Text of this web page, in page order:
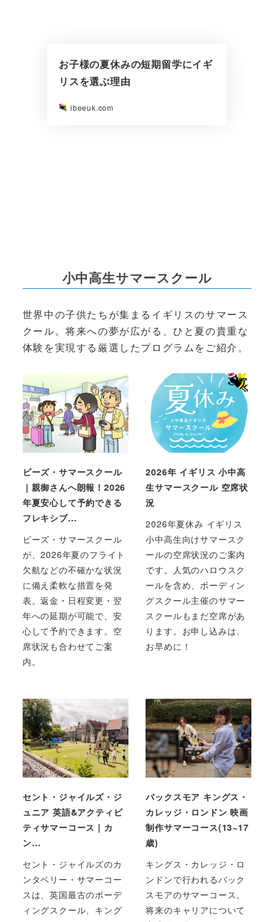
お子様の夏休みの短期留学にイギ
リスを選ぶ理由
ibeeuk.com
小中高生サマースクール
世界中の子供たちが集まるイギリスのサマース
クール。将来への夢が広がる、ひと夏の貴重な
体験を実現する厳選したプログラムをご紹介。
ビーズ・サマースクール
｜親御さんへ朗報！2026
年夏安心して予約できる
フレキシブ…
ビーズ・サマースクール
が、2026年夏のフライト
欠航などの不確かな状況
に備え柔軟な措置を発
表。返金・日程変更・翌
年への延期が可能で、安
心して予約できます。空
席状況も合わせてご案
内。
2026年 イギリス 小中高
生サマースクール 空席状
況
2026年夏休み イギリス
小中高生向けサマースク
ールの空席状況のご案内
です。人気のハロウスク
ールを含め、ボーディン
グスクール主催のサマー
スクールもまだ空席があ
ります。お申し込みは、
お早めに！
セント・ジャイルズ・ジ
ュニア 英語&アクティビ
ティサマーコース | カ
ン…
セント・ジャイルズのカ
ンタベリー・サマーコー
スは、英国最古のボーデ
ィングスクール、キング
バックスモア キングス・
カレッジ・ロンドン 映画
制作サマーコース(13~17
歳)
キングス・カレッジ・ロ
ンドンで行われるバック
スモアのサマーコース。
将来のキャリアについて